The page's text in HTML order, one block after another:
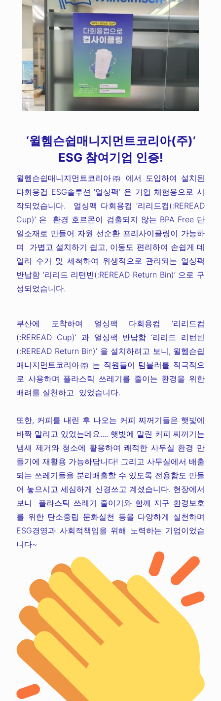
‘윌헴슨쉽매니지먼트코리아(주)’
ESG 참여기업 인증!
윌헴슨쉽매니지먼트코리아㈜ 에서 도입하여 설치된
다회용컵 ESG솔루션 ‘얼싱팩’ 은 기업 체험용으로 시
작되었습니다. 얼싱팩 다회용컵 ‘리리드컵(:REREAD
Cup)’ 은
환경 호르몬이 검출되지 않는 BPA Free 단
일소재로 만들어 자원 선순환 프리사이클링이 가능하
며 가볍고 설치하기 쉽고, 이동도 편리하여 손쉽게 데
일리 수거 및 세척하여 위생적으로 관리되는 얼싱팩
반납함 ‘리리드 리턴빈(:REREAD Return Bin)’ 으로 구
성되었습니다.
부산에 도착하여 얼싱팩 다회용컵 ‘리리드컵
(:REREAD Cup)’ 과 얼싱팩 반납함 ‘리리드 리턴빈
(:REREAD Return Bin)’ 을 설치하려고 보니, 윌헴슨쉽
매니지먼트코리아㈜ 는 직원들이 텀블러를 적극적으
로 사용하며 플라스틱 쓰레기를 줄이는 환경을 위한
배려를 실천하고 있었습니다.
또한, 커피를 내린 후 나오는 커피 찌꺼기들은 햇빛에
바짝 말리고 있었는데요.... 햇빛에 말린 커피 찌꺼기는
냄새 제거와 청소에 활용하여 쾌적한 사무실 환경 만
들기에 재활용 가능하답니다! 그리고 사무실에서 배출
되는 쓰레기들을 분리배출할 수 있도록 전용함도 만들
어 놓으시고 세심하게 신경쓰고 계셨습니다. 현장에서
보니 플라스틱 쓰레기 줄이기와 함께 지구 환경보호
를 위한 탄소중립 문화실천 등을 다양하게 실천하며
ESG경영과 사회적책임을 위해 노력하는 기업이었습
니다~